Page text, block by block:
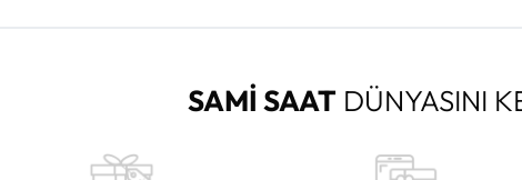
SAMİ SAATDÜNYASINI